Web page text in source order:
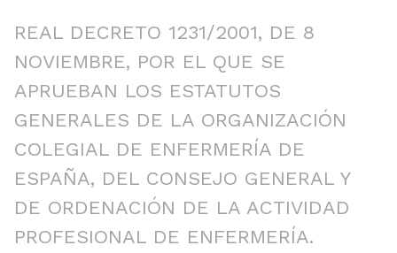
REAL DECRETO 1231/2001, DE 8
NOVIEMBRE, POR EL QUE SE
APRUEBAN LOS ESTATUTOS
GENERALES DE LA ORGANIZACIÓN
COLEGIAL DE ENFERMERÍA DE
ESPAÑA, DEL CONSEJO GENERAL Y
DE ORDENACIÓN DE LA ACTIVIDAD
PROFESIONAL DE ENFERMERÍA.